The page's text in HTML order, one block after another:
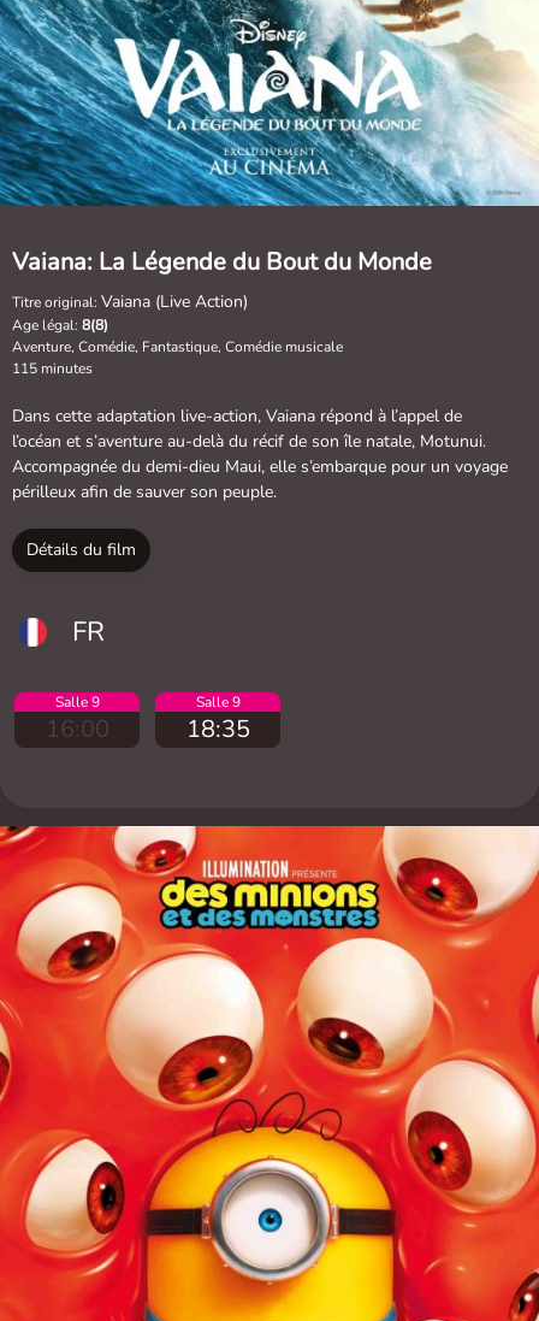
Vaiana: La Légende du Bout du Monde
Titre original: Vaiana (Live Action)
Age légal: 8(8)
Aventure, Comédie, Fantastique, Comédie musicale
115 minutes
Dans cette adaptation live-action, Vaiana répond à l’appel de
l’océan et s’aventure au-delà du récif de son île natale, Motunui.
Accompagnée du demi-dieu Maui, elle s’embarque pour un voyage
périlleux afin de sauver son peuple.
Détails du film
FR
Salle 9
16:00
Salle 9
18:35